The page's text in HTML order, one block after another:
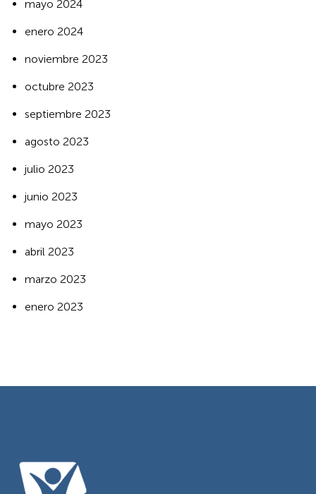
mayo 2024
enero 2024
noviembre 2023
octubre 2023
septiembre 2023
agosto 2023
julio 2023
junio 2023
mayo 2023
abril 2023
marzo 2023
enero 2023